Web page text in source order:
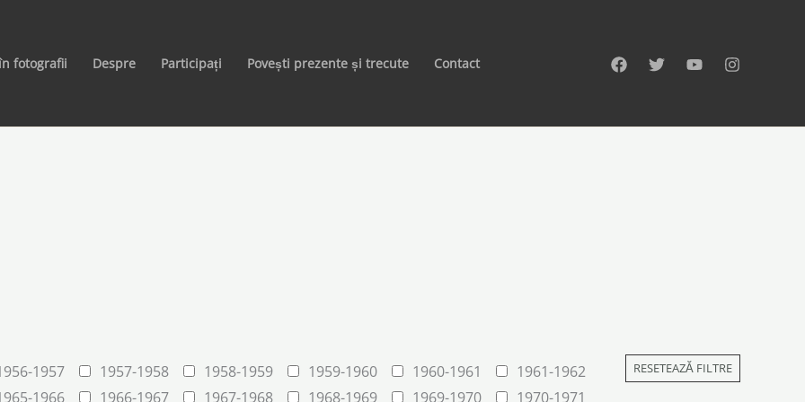
fotografii Despre Participați Povești prezente și trecute Contact
1957 1957-1958 1958-1959 1959-1960 1960-1961
1961-1962
1966 1966-1967 1967-1968 1968-1969 1969-1970
1970-1971
RESETEAZĂ FILTRE